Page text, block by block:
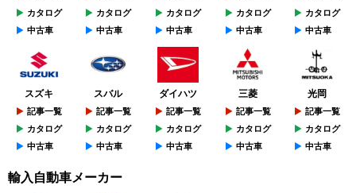
カタログ
中古車
カタログ
中古車
カタログ
中古車
カタログ
中古車
カタログ
中古車
スズキ
記事一覧
カタログ
中古車
スバル
記事一覧
カタログ
中古車
ダイハツ
記事一覧
カタログ
中古車
三菱
記事一覧
カタログ
中古車
光岡
記事一覧
カタログ
中古車
輸入自動車メーカー